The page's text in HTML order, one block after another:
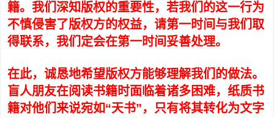
籍。我们深知版权的重要性，若我们的这一行为
不慎侵害了版权方的权益，请第一时间与我们取
得联系，我们定会在第一时间妥善处理。
在此，诚恳地希望版权方能够理解我们的做法。
盲人朋友在阅读书籍时面临着诸多困难，纸质书
籍对他们来说宛如“天书”，只有将其转化为文字